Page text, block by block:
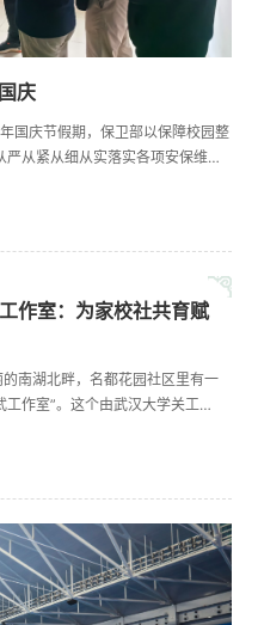
庆
国庆节假期，保卫部以保障校园整
从紧从细从实落实各项安保维稳
万余名社会公众在节假日期间有
形势平稳有序。强化部署，全面
稳工作，作出周密部署，强......
作室：为家校社共育赋
南湖北畔，名都花园社区里有一
作室”。这个由武汉大学关工委
胡武领衔，汇聚了武汉大学“五
智慧，在青少年家门口就近发挥
年的校社共育赋能。新阵地：创
岁的胡武老师，是武汉大学新闻
大学......